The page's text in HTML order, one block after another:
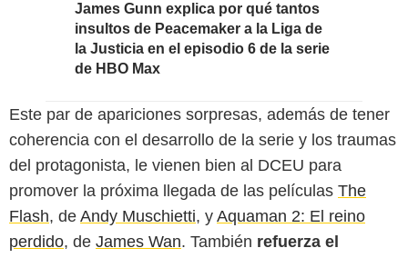
James Gunn explica por qué tantos
insultos de Peacemaker a la Liga de
la Justicia en el episodio 6 de la serie
de HBO Max
Este par de apariciones sorpresas, además de tener
coherencia con el desarrollo de la serie y los traumas
del protagonista, le vienen bien al DCEU para
promover la próxima llegada de las películas The
Flash, de Andy Muschietti, y Aquaman 2: El reino
perdido, de James Wan. También refuerza el
HBO Max